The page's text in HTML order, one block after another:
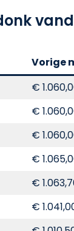
Vorige
€
€
€
€
€
€